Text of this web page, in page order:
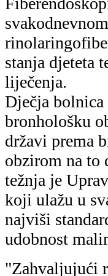
"Zahvaljujući
naša
djece,
dišnih putova,
na našim
Srebrnjak.
"Drago nam
kvalitetniju
društva. To je
ovoj
prijatelj djece.
donacije,
su pred
Croatia